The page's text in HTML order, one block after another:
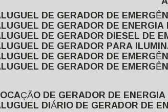
ALUGUEL DE GERADOR DE
ALUGUEL DE GERADOR DE
ALUGUEL DE GERADOR DIESEL DE
ALUGUEL DE GERADOR PARA
ALUGUEL DE GERADOR DE
ALUGUEL DE GERADOR DE
LOCAÇÃO DE GERADOR DE
ALUGUEL DIÁRIO DE GERADOR DE